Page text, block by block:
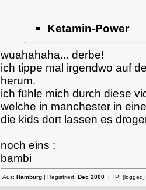
Ketamin-Power
wuahahaha... derbe!
ich tippe mal irgendwo auf
herum.
ich fühle mich durch diese
welche in manchester in
die kids dort lassen es
noch eins :
bambi
Aus: Hamburg| Registriert: Dec 2000| IP: [logged]